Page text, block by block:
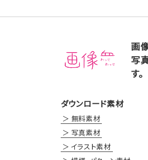
画
写
す。
ダウンロード素材
無料素材
写真素材
イラスト素材